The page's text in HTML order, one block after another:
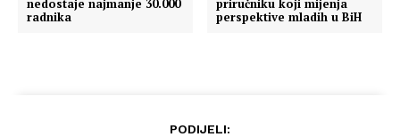
nedostaje najmanje 30.000
radnika
priručniku koji mijenja
perspektive mladih u BiH
PODIJELI: